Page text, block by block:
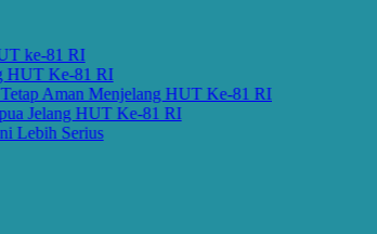
81 RI
Ke-81 RI
Aman Menjelang HUT Ke-81 RI
Jelang HUT Ke-81 RI
Serius